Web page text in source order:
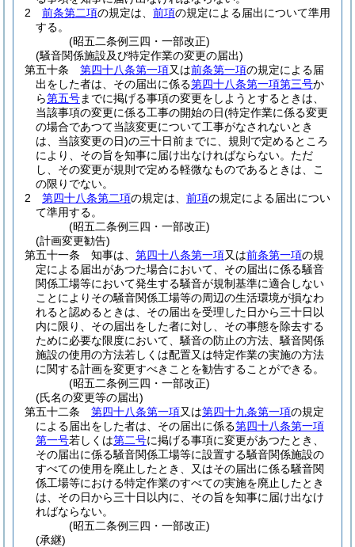
2
前条第二項の規定は、 前項の規定による届出について準用
する。
(昭五二条例三四・一部改正)
(騒音関係施設及び特定作業の変更の届出)
第五十条
第四十八条第一項又は前条第一項の規定による届
出をした者は、その届出に係る第四十八条第一項第三号か
ら第五号までに掲げる事項の変更をしようとするときは、
当該事項の変更に係る工事の開始の日(特定作業に係る変更
の場合であつて当該変更について工事がなされないとき
は、当該変更の日)の三十日前までに、規則で定めるところ
により、その旨を知事に届け出なければならない。 ただ
し、その変更が規則で定める軽微なものであるときは、こ
の限りでない。
2
第四十八条第二項の規定は、 前項の規定による届出につい
て準用する。
(昭五二条例三四・一部改正)
(計画変更勧告)
第五十一条
知事は、 第四十八条第一項又は前条第一項の規
定による届出があつた場合において、その届出に係る騒音
関係工場等において発生する騒音が規制基準に適合しない
ことによりその騒音関係工場等の周辺の生活環境が損なわ
れると認めるときは、その届出を受理した日から三十日以
内に限り、その届出をした者に対し、その事態を除去する
ために必要な限度において、騒音の防止の方法、騒音関係
施設の使用の方法若しくは配置又は特定作業の実施の方法
に関する計画を変更すべきことを勧告することができる。
(昭五二条例三四・一部改正)
(氏名の変更等の届出)
第五十二条
第四十八条第一項又は第四十九条第一項の規定
による届出をした者は、その届出に係る第四十八条第一項
第一号若しくは第二号に掲げる事項に変更があつたとき、
その届出に係る騒音関係工場等に設置する騒音関係施設の
すべての使用を廃止したとき、又はその届出に係る騒音関
係工場等における特定作業のすべての実施を廃止したとき
は、その日から三十日以内に、その旨を知事に届け出なけ
ればならない。
(昭五二条例三四・一部改正)
(承継)